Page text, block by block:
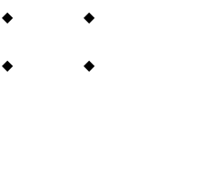
◆ ◆
◆ ◆